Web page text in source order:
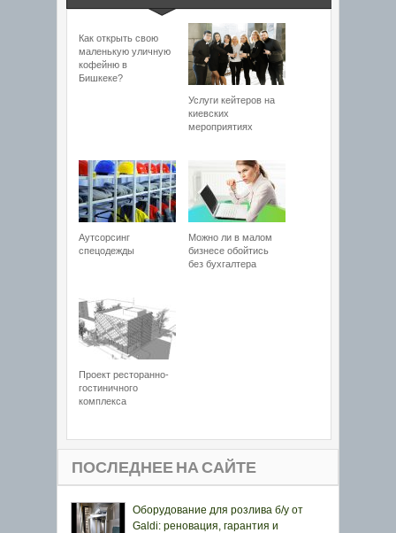
Как открыть свою
маленькую уличную
кофейню в
Бишкеке?
Услуги кейтеров на
киевских
мероприятиях
Аутсорсинг
спецодежды
Можно ли в малом
бизнесе обойтись
без бухгалтера
Проект ресторанно-
гостиничного
комплекса
ПОСЛЕДНЕЕ НА САЙТЕ
Оборудование для розлива б/у от
Galdi: реновация, гарантия и